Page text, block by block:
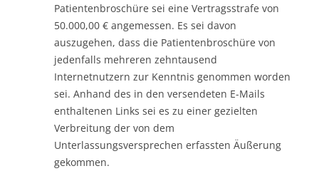
Patientenbroschüre sei eine Vertragsstrafe von
50.000,00 € angemessen. Es sei davon
auszugehen, dass die Patientenbroschüre von
jedenfalls mehreren zehntausend
Internetnutzern zur Kenntnis genommen worden
sei. Anhand des in den versendeten E-Mails
enthaltenen Links sei es zu einer gezielten
Verbreitung der von dem
Unterlassungsversprechen erfassten Äußerung
gekommen.